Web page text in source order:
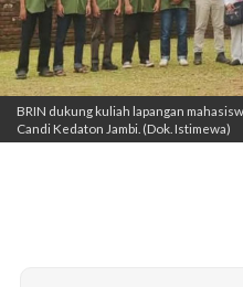
BRIN dukung kuliah lapangan
Candi Kedaton Jambi. (Dok. Istimewa)